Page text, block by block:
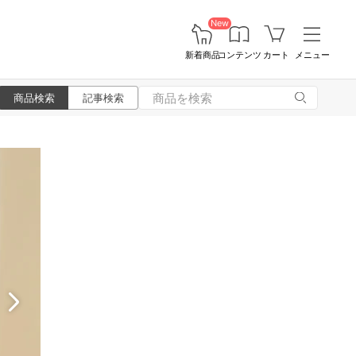
New
新着商品コンテンツ カート メニュー
商品検索 記事検索